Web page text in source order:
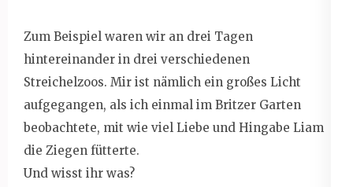
Zum Beispiel waren wir an drei Tagen
hintereinander in drei verschiedenen
Streichelzoos. Mir ist nämlich ein großes Licht
aufgegangen, als ich einmal im Britzer Garten
beobachtete, mit wie viel Liebe und Hingabe Liam
die Ziegen fütterte.
Und wisst ihr was?